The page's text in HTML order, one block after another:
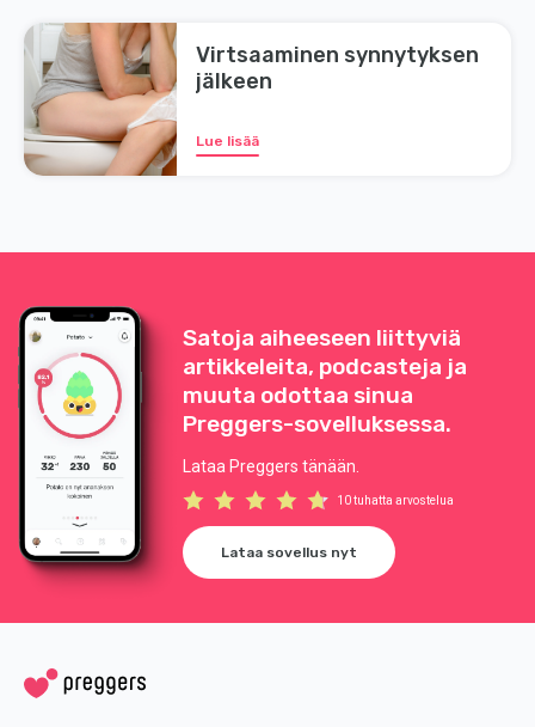
Virtsaaminen synnytyksen
jälkeen
Lue lisää
Satoja aiheeseen liittyviä
artikkeleita, podcasteja ja
muuta odottaa sinua
Preggers-sovelluksessa.
Lataa Preggers tänään.
10 tuhatta arvostelua
Lataa sovellus nyt